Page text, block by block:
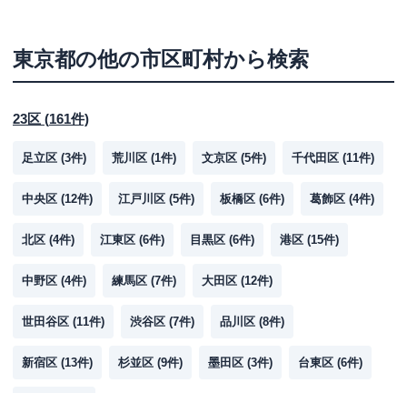
東京都の他の市区町村から検索
23区 (161件)
足立区 (3件) 荒川区 (1件) 文京区 (5件) 千代田区 (11件)
中央区 (12件) 江戸川区 (5件) 板橋区 (6件) 葛飾区 (4件)
北区 (4件) 江東区 (6件) 目黒区 (6件) 港区 (15件)
中野区 (4件) 練馬区 (7件) 大田区 (12件)
世田谷区 (11件) 渋谷区 (7件) 品川区 (8件)
新宿区 (13件) 杉並区 (9件) 墨田区 (3件) 台東区 (6件)